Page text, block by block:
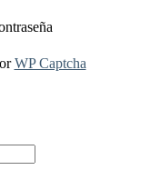
WP Captcha